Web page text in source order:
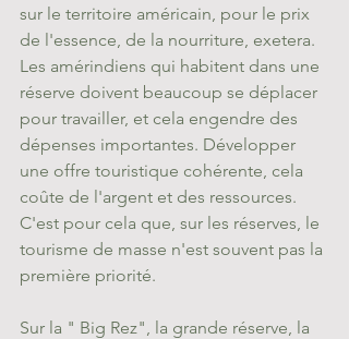
sur le territoire américain, pour le prix
de l'essence, de la nourriture, exetera.
Les amérindiens qui habitent dans une
réserve doivent beaucoup se déplacer
pour travailler, et cela engendre des
dépenses importantes. Développer
une offre touristique cohérente, cela
coûte de l'argent et des ressources.
C'est pour cela que, sur les réserves, le
tourisme de masse n'est souvent pas la
première priorité.
Sur la " Big Rez", la grande réserve, la